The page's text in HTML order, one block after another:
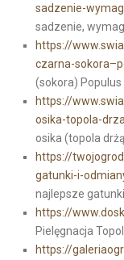
sadzenie-
sadzenie,
https://
czarna-
(sokora) Populus
https://
osika-topola-
osika (topola
https://
gatunki-i-
najlepsze
https://
Pielęgnacja
https://